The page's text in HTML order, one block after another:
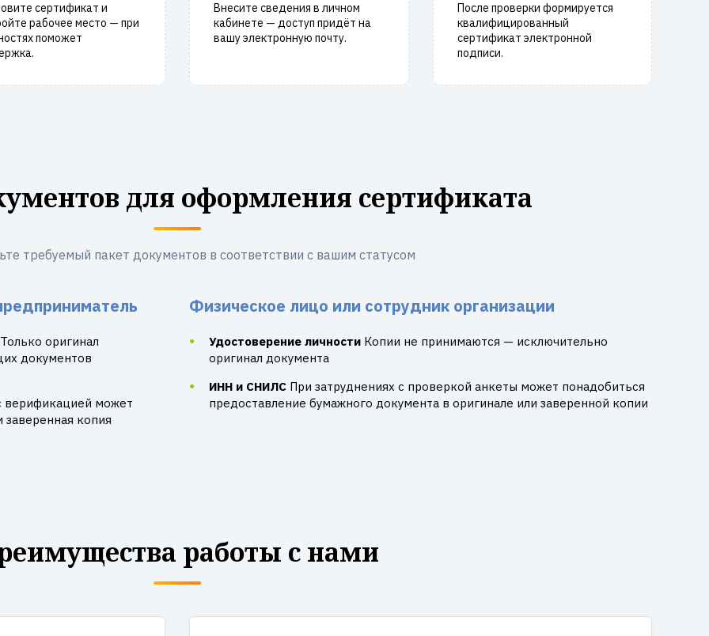
сертификат и
рабочее место — при
поможет
Внесите сведения в личном
кабинете — доступ придёт на
вашу электронную почту.
После проверки формируется
квалифицированный
сертификат электронной
подписи.
для оформления сертификата
требуемый пакет документов в соответствии с вашим статусом
Только оригинал
документов
верификацией может
копия
Физическое лицо или сотрудник организации
Удостоверение личности Копии не принимаются — исключительно
оригинал документа
ИНН и СНИЛС При затруднениях с проверкой анкеты может понадобиться
предоставление бумажного документа в оригинале или заверенной копии
работы с нами